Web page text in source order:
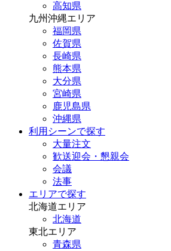
高知県
九州沖縄エリア
福岡県
佐賀県
長崎県
熊本県
大分県
宮崎県
鹿児島県
沖縄県
利用シーンで探す
大量注文
歓送迎会・懇親会
会議
法事
エリアで探す
北海道エリア
北海道
東北エリア
青森県